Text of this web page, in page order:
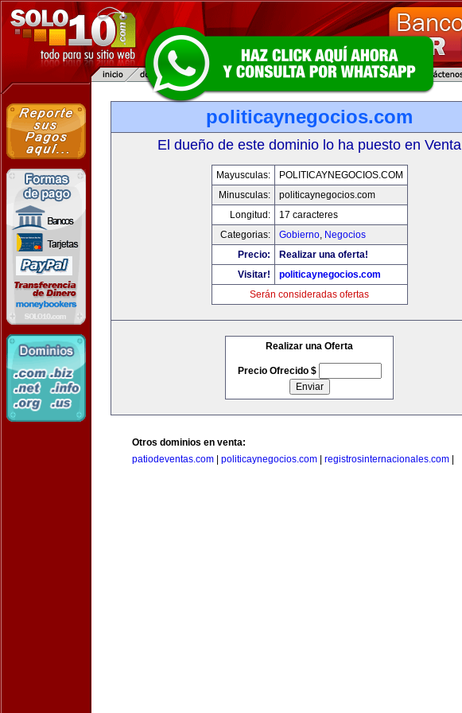
politicaynegocios.com
El dueño de este dominio lo ha puesto en Venta
Mayusculas:
POLITICAYNEGOCIOS.COM
Minusculas:
politicaynegocios.com
Longitud:
17 caracteres
Categorias:
Gobierno, Negocios
Precio:
Realizar una oferta!
Visitar!
politicaynegocios.com
Serán consideradas ofertas
Realizar una Oferta
Precio Ofrecido $
Otros dominios en venta:
patiodeventas.com
politicaynegocios.com registrosinternacionales.com